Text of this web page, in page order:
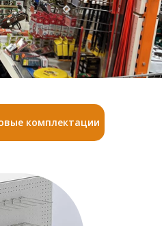
комплектации